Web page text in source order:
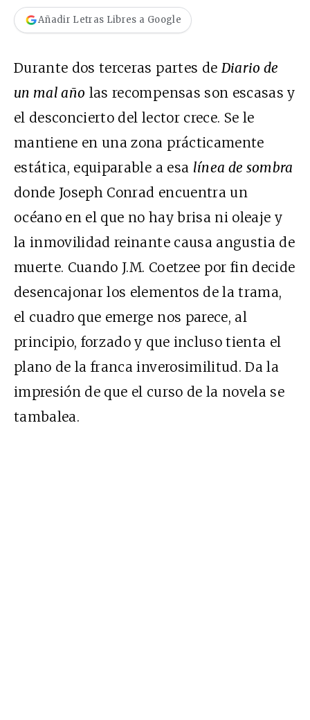
Añadir Letras Libres a Google
Durante dos terceras partes de Diario de
un mal año las recompensas son escasas y
el desconcierto del lector crece. Se le
mantiene en una zona prácticamente
estática, equiparable a esa línea de sombra
donde Joseph Conrad encuentra un
océano en el que no hay brisa ni oleaje y
la inmovilidad reinante causa angustia de
muerte. Cuando J.M. Coetzee por fin decide
desencajonar los elementos de la trama,
el cuadro que emerge nos parece, al
principio, forzado y que incluso tienta el
plano de la franca inverosimilitud. Da la
impresión de que el curso de la novela se
tambalea.